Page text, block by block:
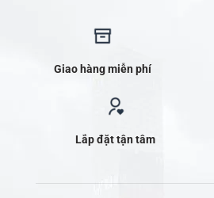
Giao hàng miễn phí
Lắp đặt tận tâm